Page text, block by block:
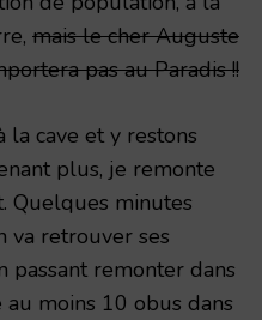
mais le cher Auguste
pas au Paradis !!
la cave et y restons
plus, je remonte
Quelques minutes
va retrouver ses
passant remonter dans
moins 10 obus dans